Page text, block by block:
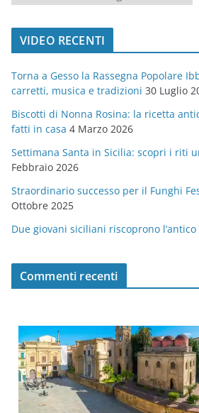
a
t
o
r
i
e
VIDEO RECENTI
Torna a Gesso la Rassegna Popolare
carretti, musica e tradizioni 30 Luglio
Biscotti di Nonna Rosina: la ricetta
fatti in casa 4 Marzo 2026
Settimana Santa in Sicilia: scopri i riti
Febbraio 2026
Straordinario successo per il Funghi
Ottobre 2025
Due giovani siciliani riscoprono
Commenti recenti